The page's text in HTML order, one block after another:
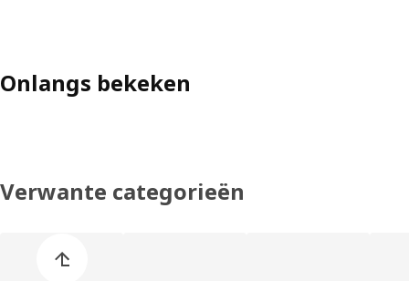
Onlangs bekeken
Verwante categorieën